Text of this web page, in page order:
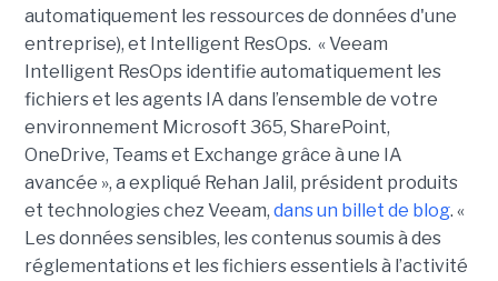
automatiquement les ressources de données d'une
entreprise), et Intelligent ResOps. « Veeam
Intelligent ResOpsidentifie automatiquement les
fichiers et les agents IA dans l’ensemble de votre
environnement Microsoft 365, SharePoint,
OneDrive, Teams et Exchange grâce à une IA
avancée », a expliqué Rehan Jalil, président produits
et technologies chez Veeam, dans un billet de blog. «
Les données sensibles, les contenus soumis à des
réglementations et les fichiers essentiels à l’activité